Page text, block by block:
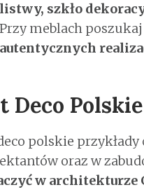
listwy, szkło
Przy meblach
autentycznych
Deco
polskie
oraz w
w architekturze